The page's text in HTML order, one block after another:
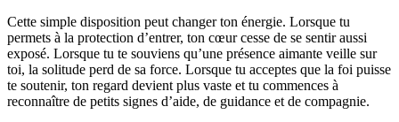
Cette simple disposition peut changer ton énergie. Lorsque tu
permets à la protection d’entrer, ton cœur cesse de se sentir aussi
exposé. Lorsque tu te souviens qu’une présence aimante veille sur
toi, la solitude perd de sa force. Lorsque tu acceptes que la foi puisse
te soutenir, ton regard devient plus vaste et tu commences à
reconnaître de petits signes d’aide, de guidance et de compagnie.